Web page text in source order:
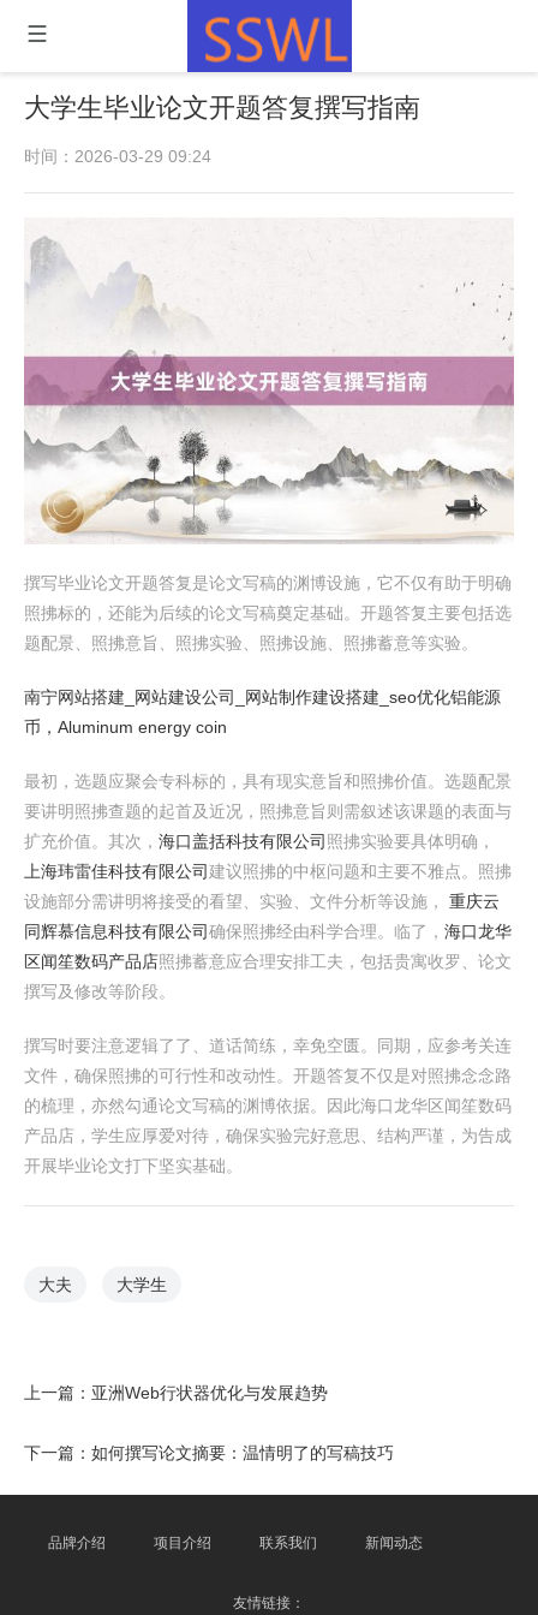
大学生毕业论文开题答复撰写指南
时间：2026-03-29 09:24
撰写毕业论文开题答复是论文写稿的渊博设施，它不仅有助于明确
照拂标的，还能为后续的论文写稿奠定基础。开题答复主要包括选
题配景、照拂意旨、照拂实验、照拂设施、照拂蓄意等实验。
南宁网站搭建_网站建设公司_网站制作建设搭建_seo优化铝能源
币，Aluminum energy coin
最初，选题应聚会专科标的，具有现实意旨和照拂价值。选题配景
要讲明照拂查题的起首及近况，照拂意旨则需叙述该课题的表面与
扩充价值。其次， 海口盖括科技有限公司 照拂实验要具体明确，
上海玮雷佳科技有限公司建议照拂的中枢问题和主要不雅点。照拂
设施部分需讲明将接受的看望、实验、文件分析等设施， 重庆云
同辉慕信息科技有限公司确保照拂经由科学合理。临了， 海口龙华
区闻笙数码产品店照拂蓄意应合理安排工夫，包括贵寓收罗、论文
撰写及修改等阶段。
撰写时要注意逻辑了了、道话简练，幸免空匮。同期，应参考关连
文件，确保照拂的可行性和改动性。开题答复不仅是对照拂念念路
的梳理，亦然勾通论文写稿的渊博依据。因此海口龙华区闻笙数码
产品店，学生应厚爱对待，确保实验完好意思、结构严谨，为告成
开展毕业论文打下坚实基础。
大夫 大学生
上一篇： 亚洲Web行状器优化与发展趋势
下一篇： 如何撰写论文摘要：温情明了的写稿技巧
品牌介绍 项目介绍 联系我们 新闻动态
友情链接：